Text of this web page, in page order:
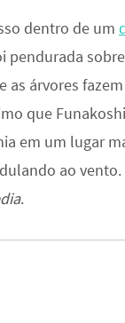
dentro de um
pendurada
as árvores
que
em um lugar
ao vento.
.